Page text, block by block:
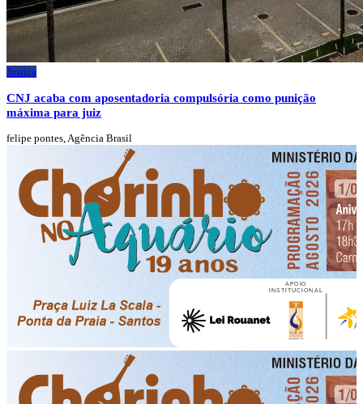
Justiça
CNJ acaba com aposentadoria compulsória como punição
máxima para juiz
felipe pontes, Agência Brasil